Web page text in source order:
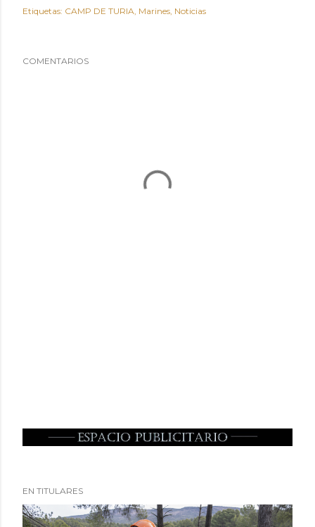
Etiquetas: CAMP DE TURIA Marines Noticias
COMENTARIOS
EN TITULARES